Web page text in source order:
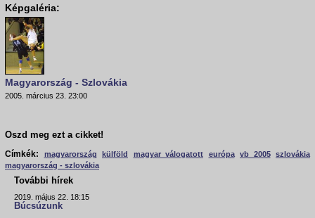
Képgaléria:
Magyarország - Szlovákia
2005. március 23. 23:00
Oszd meg ezt a cikket!
Címkék:
magyarország külföld magyar válogatott európa vb 2005
szlovákia
magyarország - szlovákia
További hírek
2019. május 22. 18:15
Búcsúzunk